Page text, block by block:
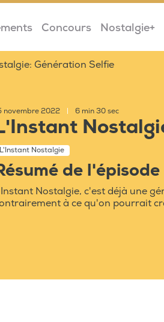
Concours Nostalgie+
Génération Selfie
novembre 2022 6 min 30 sec
L'Instant Nostalgie
de l'épisode
Nostalgie, c'est déjà une
à ce qu'on pourrait